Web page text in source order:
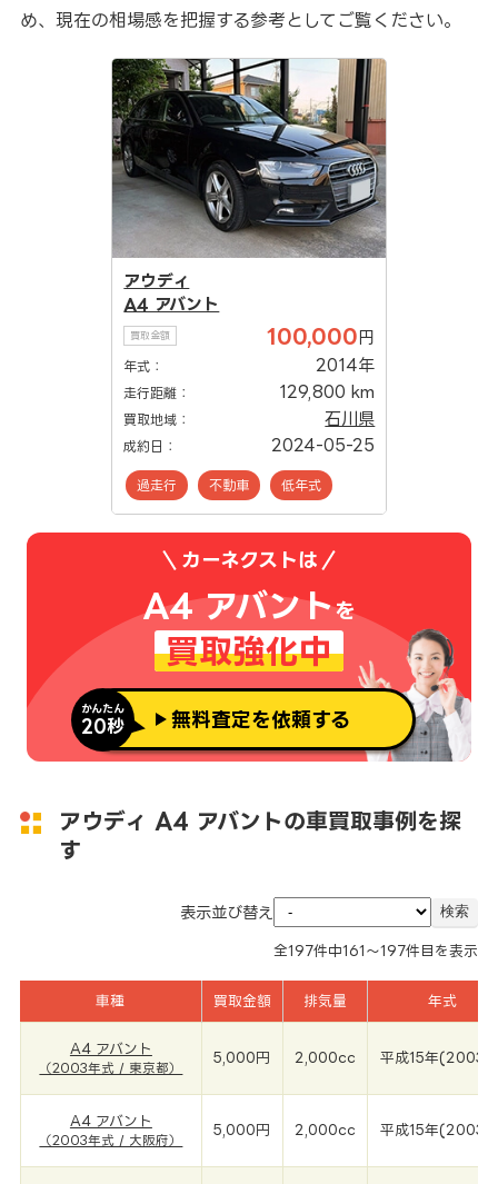
め、現在の相場感を把握する参考としてご覧ください。
アウディ
A4 アバント
買取金額 100,000 円
年式： 2014年
走行距離： 129,800 km
買取地域： 石川県
成約日： 2024-05-25
過走行 不動車 低年式
カーネクストは
A4 アバントを
買取強化中
かんたん
20秒 無料査定を依頼する
アウディ A4 アバントの車買取事例を探
す
表示並び替え
全197件中161～197件目を表示
車種 買取金額 排気量 年式
A4 アバント
（2003年式 / 東京都）
5,000円 2,000cc 平成15年(2003
A4 アバント
（2003年式 / 大阪府）
5,000円 2,000cc 平成15年(2003